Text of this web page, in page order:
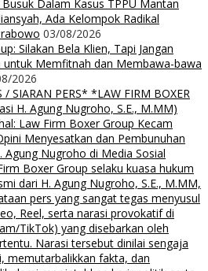
Dalam Kasus TPPU Mantan
Ada Kelompok Radikal
03/08/2026
Silakan Bela Klien, Tapi Jangan
untuk Memfitnah dan Membawa-bawa
2026
/ SIARAN PERS* *LAW FIRM BOXER
H. Agung Nugroho, S.E., M.MM)
Law Firm Boxer Group Kecam
Menyesatkan dan Pembunuhan
Agung Nugroho di Media Sosial
Boxer Group selaku kuasa hukum
dari H. Agung Nugroho, S.E., M.MM,
pers yang sangat tegas menyusul
Reel, serta narasi provokatif di
TikTok) yang disebarkan oleh
Narasi tersebut dinilai sengaja
memutarbalikkan fakta, dan